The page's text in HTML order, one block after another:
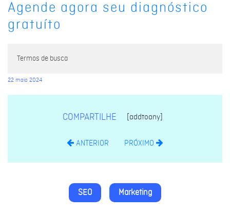
Agende agora seu diagnóstico
gratuíto
Termos de busca
22 maio 2024
COMPARTILHE [addtoany]
ANTERIOR PRÓXIMO
SEO Marketing